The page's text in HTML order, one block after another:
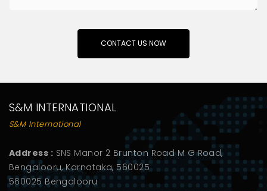
S&M INTERNATIONAL
S&M International
Address : SNS Manor 2 Brunton Road M G Road,
Bengalooru, Karnataka, 560025
560025 Bengalooru